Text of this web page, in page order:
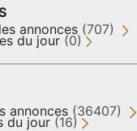
annonces (707)
du jour (0)
annonces (36407)
du jour (16)